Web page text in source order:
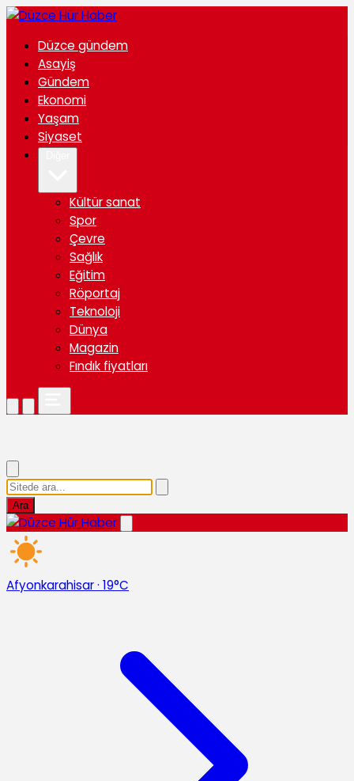
Düzce gündem
Asayiş
Gündem
Ekonomi
Yaşam
Siyaset
Kültür sanat
Spor
Çevre
Sağlık
Eğitim
Röportaj
Teknoloji
Dünya
Magazin
Fındık fiyatları
Ara
Afyonkarahisar· 19°C